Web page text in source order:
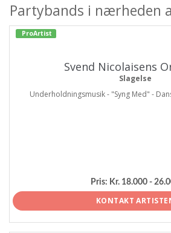
Partybands i nærheden
ProArtist
Svend Nicolaisens
Slagelse
Underholdningsmusik - "Syng Med" -
Pris: Kr. 18.000 -
KONTAKT